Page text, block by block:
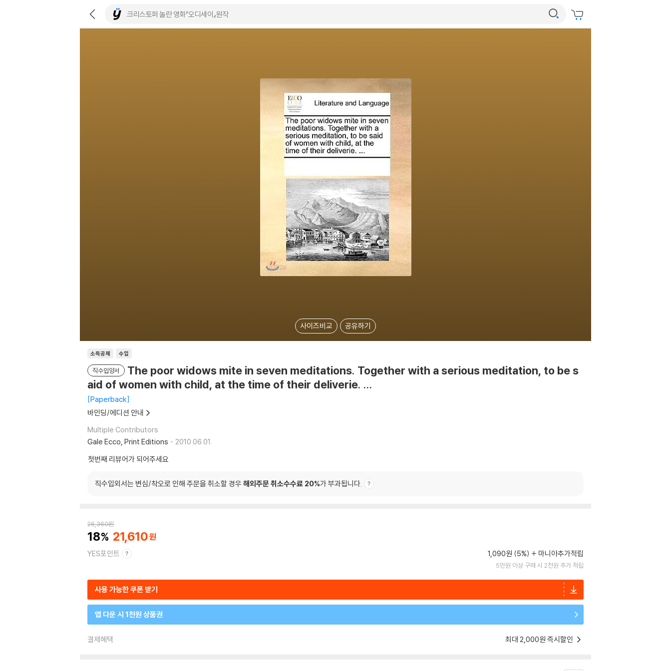
사이즈비교 공유하기
소득공제 수입
직수입양서
The poor widows mite in seven meditations. Together with a serious meditation, to be s
aid of women with child, at the time of their deliverie. ...
Paperback
바인딩/에디션 안내
Multiple Contributors
Gale Ecco, Print Editions
2010.06.01.
첫번째 리뷰어가 되어주세요
직수입외서는 변심/착오로 인해 주문을 취소할 경우 해외주문 취소수수료 20%가 부과됩니다.
26,360원
18 21,610
YES포인트 1,090원 (5%) 마니아추가적립
5만원 이상 구매 시 2천원 추가 적립
사용 가능한 쿠폰 받기
앱 다운 시 1천원 상품권
결제혜택 최대 2,000원 즉시할인